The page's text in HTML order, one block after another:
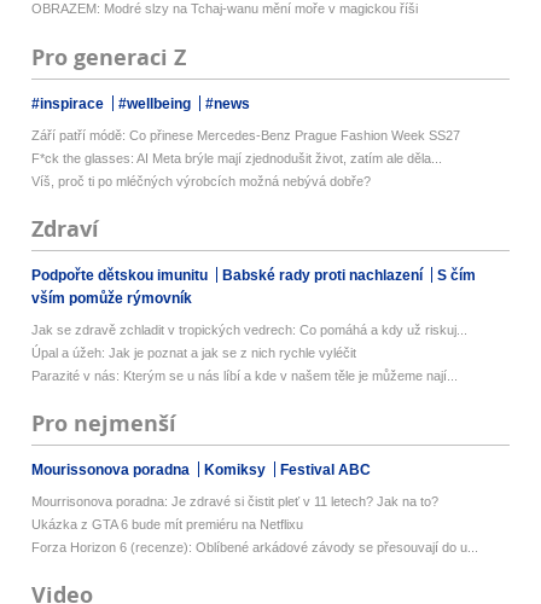
OBRAZEM: Modré slzy na Tchaj-wanu mění moře v magickou říši
Pro generaci Z
#inspirace #wellbeing #news
Září patří módě: Co přinese Mercedes-Benz Prague Fashion Week SS27
F*ck the glasses: AI Meta brýle mají zjednodušit život, zatím ale děla...
Víš, proč ti po mléčných výrobcích možná nebývá dobře?
Zdraví
Podpořte dětskou imunitu Babské rady proti nachlazení
S čím
vším pomůže rýmovník
Jak se zdravě zchladit v tropických vedrech: Co pomáhá a kdy už riskuj...
Úpal a úžeh: Jak je poznat a jak se z nich rychle vyléčit
Parazité v nás: Kterým se u nás líbí a kde v našem těle je můžeme nají...
Pro nejmenší
Mourissonova poradna Komiksy Festival ABC
Mourrisonova poradna: Je zdravé si čistit pleť v 11 letech? Jak na to?
Ukázka z GTA 6 bude mít premiéru na Netflixu
Forza Horizon 6 (recenze): Oblíbené arkádové závody se přesouvají do u...
Video